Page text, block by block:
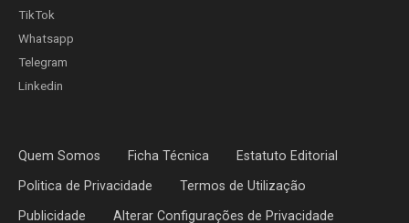
TikTok
Whatsapp
Telegram
Linkedin
Quem Somos Ficha Técnica Estatuto Editorial
Politica de Privacidade Termos de Utilização
Publicidade Alterar Configurações de Privacidade